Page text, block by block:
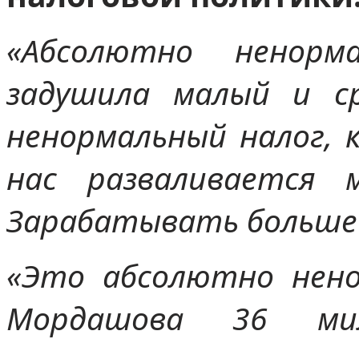
«Абсолютно
задушила малый и
ненормальный
нас разваливается
Зарабатывать больше
«Это абсолютно
Мордашова 36